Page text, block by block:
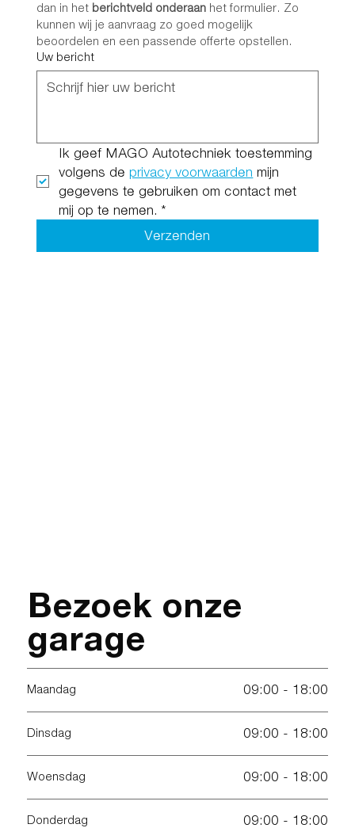
dan in het berichtveld onderaan het formulier. Zo
kunnen wij je aanvraag zo goed mogelijk
beoordelen en een passende offerte opstellen.
Uw bericht
Ik geef MAGO Autotechniek toestemming
volgens de privacy voorwaarden mijn
gegevens te gebruiken om contact met
mij op te nemen. *
Verzenden
Bezoek onze
garage
Maandag 09:00 - 18:00
Dinsdag 09:00 - 18:00
Woensdag 09:00 - 18:00
Donderdag 09:00 - 18:00